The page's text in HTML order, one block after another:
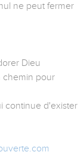
ne peut fermer
Dieu
chemin pour
continue d'exister